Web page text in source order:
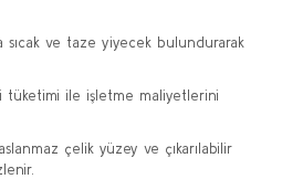
sıcak ve taze yiyecek bulundurarak
tüketimi ile işletme maliyetlerini
çelik yüzey ve çıkarılabilir